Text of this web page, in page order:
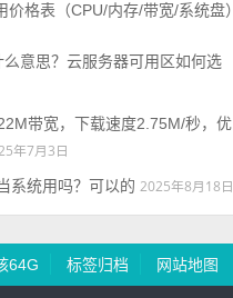
格表（CPU/内存/带宽/系统盘）
意思？云服务器可用区如何选
带宽，下载速度2.75M/秒，优
年7月3日
系统用吗？可以的 2025年8月18日
64G 标签归档 网站地图